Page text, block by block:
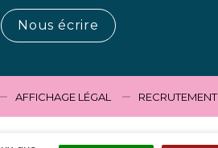
Nous écrire
AFFICHAGE LÉGAL RECRUTEMENT